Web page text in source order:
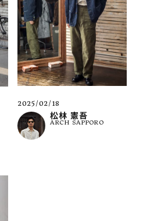
会員登録
2025/02/18
松林 憲吾
ARCH SAPPORO